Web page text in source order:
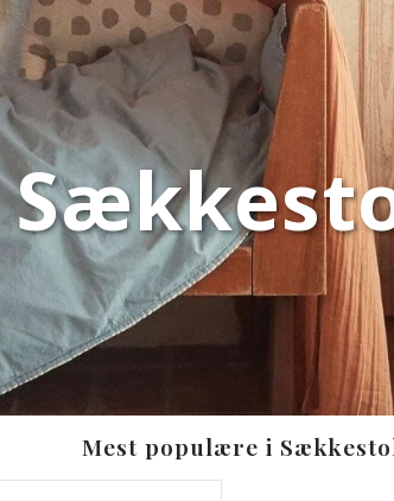
Mest populære i